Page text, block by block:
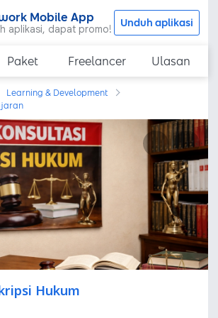
Mobile App
aplikasi, dapat promo! Unduh aplikasi
Paket Freelancer Ulasan
Learning & Development
Hukum